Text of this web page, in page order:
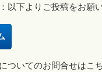
以下よりご投稿をお願
ついてのお問合せはこ